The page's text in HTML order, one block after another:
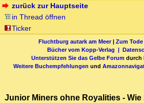
zurück zur Hauptseite
in Thread öffnen
Ticker
Fluchtburg autark am Meer| Zum
Bücher vom Kopp-Verlag |
Unterstützen Sie das Gelbe Forum durch
Weitere Buchempfehlungen und
Junior Miners ohne Royalities -